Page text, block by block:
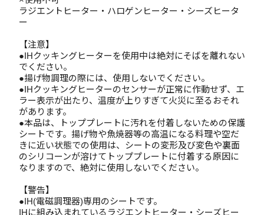
ラジエントヒーター・ハロゲンヒーター・シーズヒータ
ー
【注意】
●IHクッキングヒーターを使用中は絶対にそばを離れない
でください。
●揚げ物調理の際には、使用しないでください。
●IHクッキングヒーターのセンサーが正常に作動せず、エ
ラー表示が出たり、温度が上りすぎて火災に至るおそれ
があります。
●本品は、トッププレートに汚れを付着しないための保護
シートです。揚げ物や魚焼器等の高温になる料理や空だ
きに近い状態での使用は、シートの変形及び変色や裏面
のシリコーンが溶けてトッププレートに付着する原因に
なりますので、絶対に使用しないでください。
【警告】
●IH(電磁調理器)専用のシートです。
IHに組み込まれているラジエントヒーター・シーズヒー